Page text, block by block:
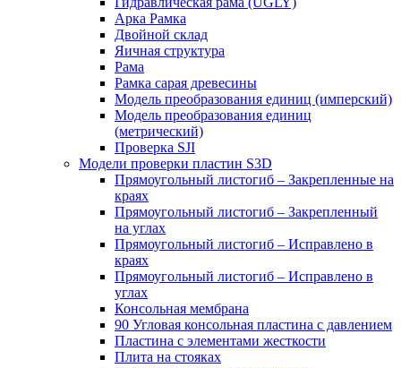
Арка Рамка
Двойной склад
Яичная структура
Рама
Рамка сарая древесины
Модель преобразования единиц (имперский)
Модель преобразования единиц
(метрический)
Проверка SJI
Модели проверки пластин S3D
Прямоугольный листогиб – Закрепленные на
краях
Прямоугольный листогиб – Закрепленный
на углах
Прямоугольный листогиб – Исправлено в
краях
Прямоугольный листогиб – Исправлено в
углах
Консольная мембрана
90 Угловая консольная пластина с давлением
Пластина с элементами жесткости
Плита на стояках